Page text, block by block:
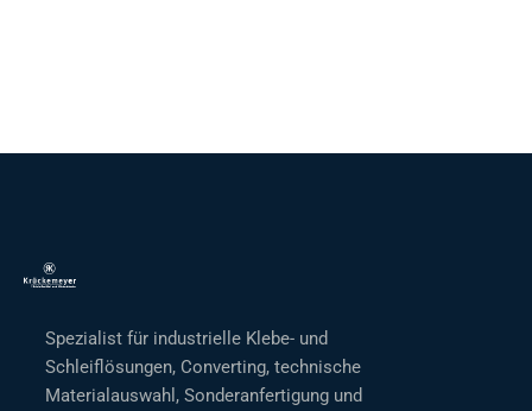
Spezialist für industrielle Klebe- und
Schleiflösungen, Converting, technische
Materialauswahl, Sonderanfertigung und